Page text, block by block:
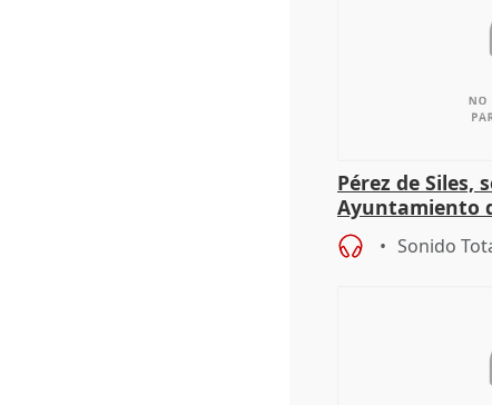
Pérez de Siles,
Ayuntamiento
Sonido